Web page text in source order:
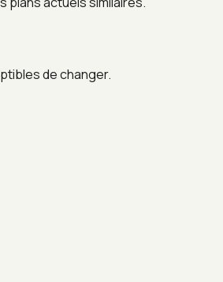
de changer.